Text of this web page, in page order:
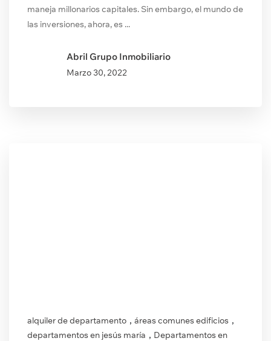
maneja millonarios capitales. Sin embargo, el mundo de
las inversiones, ahora, es ...
Abril Grupo Inmobiliario
Marzo 30, 2022
alquiler de departamento , áreas comunes edificios ,
departamentos en jesús maría , Departamentos en